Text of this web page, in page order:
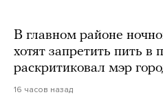
В главном районе
хотят запретить пить в
раскритиковал мэр
16 часов назад